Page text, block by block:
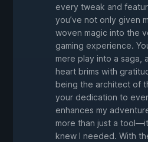
every tweak and
you’ve not only given
woven magic into the
gaming experience.
mere play into a saga,
heart brims with
being the architect of
your dedication to
enhances my
more than just a
knew I needed. With